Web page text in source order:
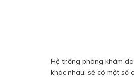
Hệ thống phòng khám
khác nhau, sẽ có một số